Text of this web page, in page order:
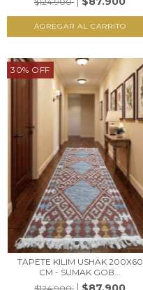
30% OFF
TAPETE KILIM USHAK 200X60
CM - SUMAK GOB...